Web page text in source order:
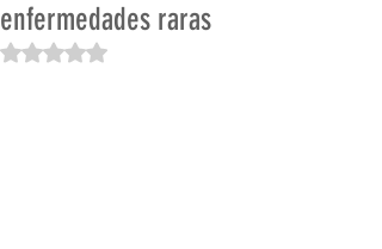
enfermedades raras
Obtuvo NaN de 5 estrellas.